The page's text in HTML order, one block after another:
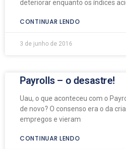
deteriorar enquanto os índices
CONTINUAR LENDO
3 de junho de 2016
Payrolls – o desastre!
Uau, o que aconteceu com o
de novo? O consenso era o da
empregos e vieram
CONTINUAR LENDO